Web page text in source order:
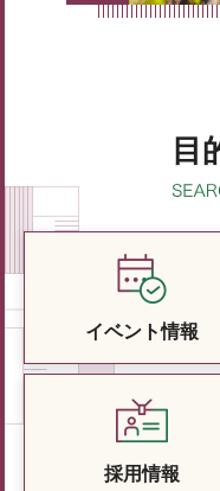
目
イベント情報
採用情報